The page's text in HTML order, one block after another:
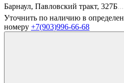
Барнаул, Павловский тракт, 327Б
Уточнить по наличию в
номеру +7(903)996-66-68